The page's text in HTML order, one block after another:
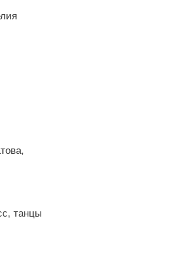
танцы